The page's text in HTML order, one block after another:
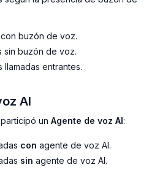
buzón de voz.
sin buzón de voz.
llamadas entrantes.
AI
un Agente de voz AI:
con agente de voz AI.
sin agente de voz AI.